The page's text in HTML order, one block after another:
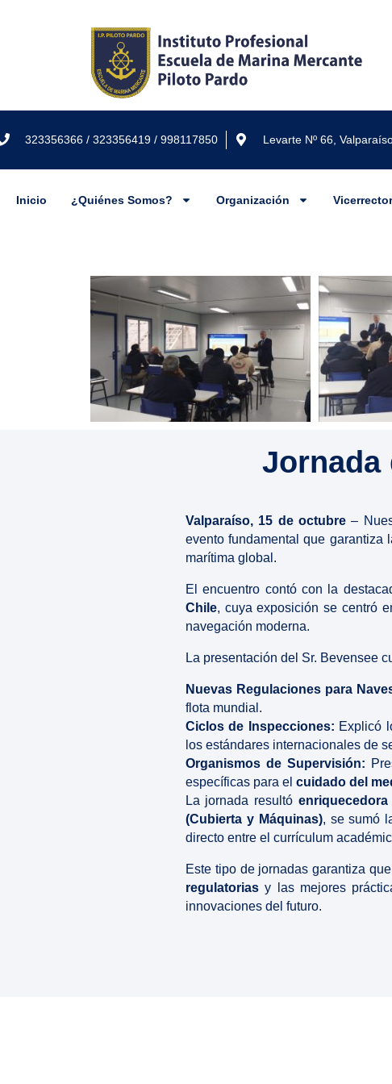
323356366 / 323356419 / 998117850 Levarte Nº 66,
Inicio ¿Quiénes Somos? Organización
Jornada
Valparaíso, 15 de octubre–
evento fundamental que garantiza
marítima global.
El encuentro contó con la
Chile, cuya exposición se centró
navegación moderna.
La presentación del Sr. Bevensee
Nuevas Regulaciones para
flota mundial.
Ciclos de Inspecciones: Explicó
los estándares internacionales de
Organismos de Supervisión:
específicas para el cuidado del
La jornada resultó enriquecedora
(Cubierta y Máquinas), se sumó
directo entre el currículum
Este tipo de jornadas garantiza
regulatoriasy las mejores
innovaciones del futuro.